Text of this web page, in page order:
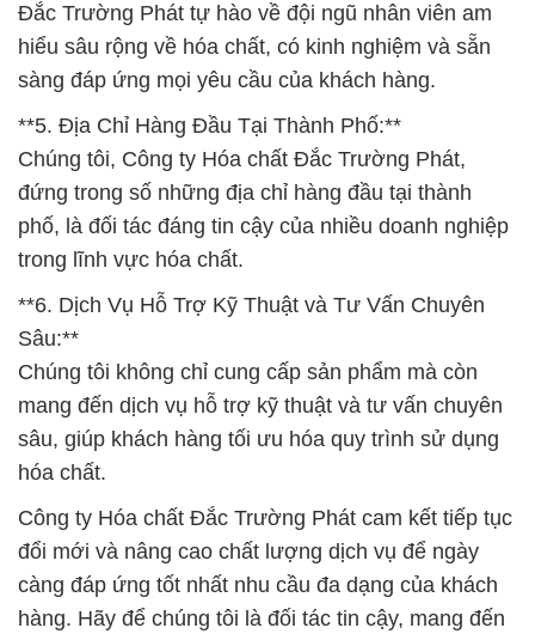
Đắc Trường Phát tự hào về đội ngũ nhân viên am
hiểu sâu rộng về hóa chất, có kinh nghiệm và sẵn
sàng đáp ứng mọi yêu cầu của khách hàng.
**5. Địa Chỉ Hàng Đầu Tại Thành Phố:**
Chúng tôi, Công ty Hóa chất Đắc Trường Phát,
đứng trong số những địa chỉ hàng đầu tại thành
phố, là đối tác đáng tin cậy của nhiều doanh nghiệp
trong lĩnh vực hóa chất.
**6. Dịch Vụ Hỗ Trợ Kỹ Thuật và Tư Vấn Chuyên
Sâu:**
Chúng tôi không chỉ cung cấp sản phẩm mà còn
mang đến dịch vụ hỗ trợ kỹ thuật và tư vấn chuyên
sâu, giúp khách hàng tối ưu hóa quy trình sử dụng
hóa chất.
Công ty Hóa chất Đắc Trường Phát cam kết tiếp tục
đổi mới và nâng cao chất lượng dịch vụ để ngày
càng đáp ứng tốt nhất nhu cầu đa dạng của khách
hàng. Hãy để chúng tôi là đối tác tin cậy, mang đến